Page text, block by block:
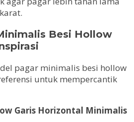
Besi Hollow
pagar minimalis besi hollow
untuk mempercantik
Garis Horizontal Minimalis